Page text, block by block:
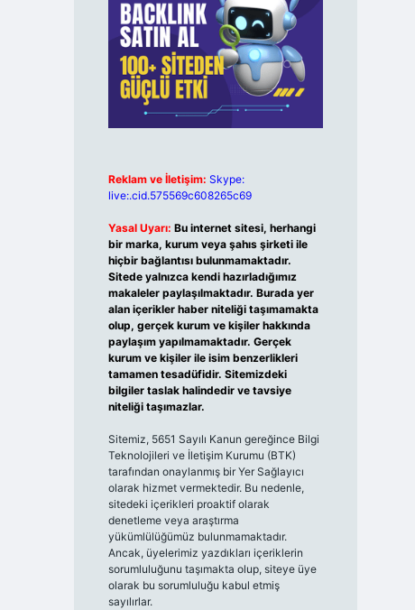
Reklam ve İletişim: Skype:
live:.cid.575569c608265c69
Yasal Uyarı: Bu internet sitesi, herhangi
bir marka, kurum veya şahıs şirketi ile
hiçbir bağlantısı bulunmamaktadır.
Sitede yalnızca kendi hazırladığımız
makaleler paylaşılmaktadır. Burada yer
alan içerikler haber niteliği taşımamakta
olup, gerçek kurum ve kişiler hakkında
paylaşım yapılmamaktadır. Gerçek
kurum ve kişiler ile isim benzerlikleri
tamamen tesadüfidir. Sitemizdeki
bilgiler taslak halindedir ve tavsiye
niteliği taşımazlar.
Sitemiz, 5651 Sayılı Kanun gereğince Bilgi
Teknolojileri ve İletişim Kurumu (BTK)
tarafından onaylanmış bir Yer Sağlayıcı
olarak hizmet vermektedir. Bu nedenle,
sitedeki içerikleri proaktif olarak
denetleme veya araştırma
yükümlülüğümüz bulunmamaktadır.
Ancak, üyelerimiz yazdıkları içeriklerin
sorumluluğunu taşımakta olup, siteye üye
olarak bu sorumluluğu kabul etmiş
sayılırlar.